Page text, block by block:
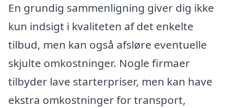
En grundig sammenligning giver dig ikke
kun indsigt i kvaliteten af det enkelte
tilbud, men kan også afsløre eventuelle
skjulte omkostninger. Nogle firmaer
tilbyder lave starterpriser, men kan have
ekstra omkostninger for transport,